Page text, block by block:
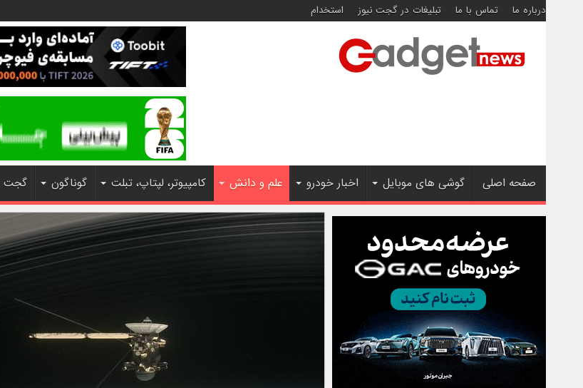
درباره ما تماس با ما تبلیغات در گجت نیوز استخدام
صفحه اصلی گوشی های موبایل اخبار خودرو علم و دانش کامپیوتر، لپتاپ، تبلت گوناگون گجت